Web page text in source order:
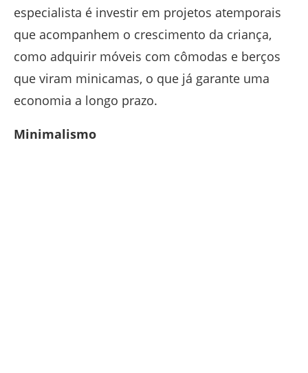
especialista é investir em projetos atemporais
que acompanhem o crescimento da criança,
como adquirir móveis com cômodas e berços
que viram minicamas, o que já garante uma
economia a longo prazo.
Minimalismo